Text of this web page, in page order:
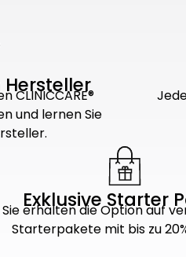
CLINICCARE®
und lernen Sie
Exklusive Starter
Sie erhalten die Option auf
Starterpakete mit bis zu